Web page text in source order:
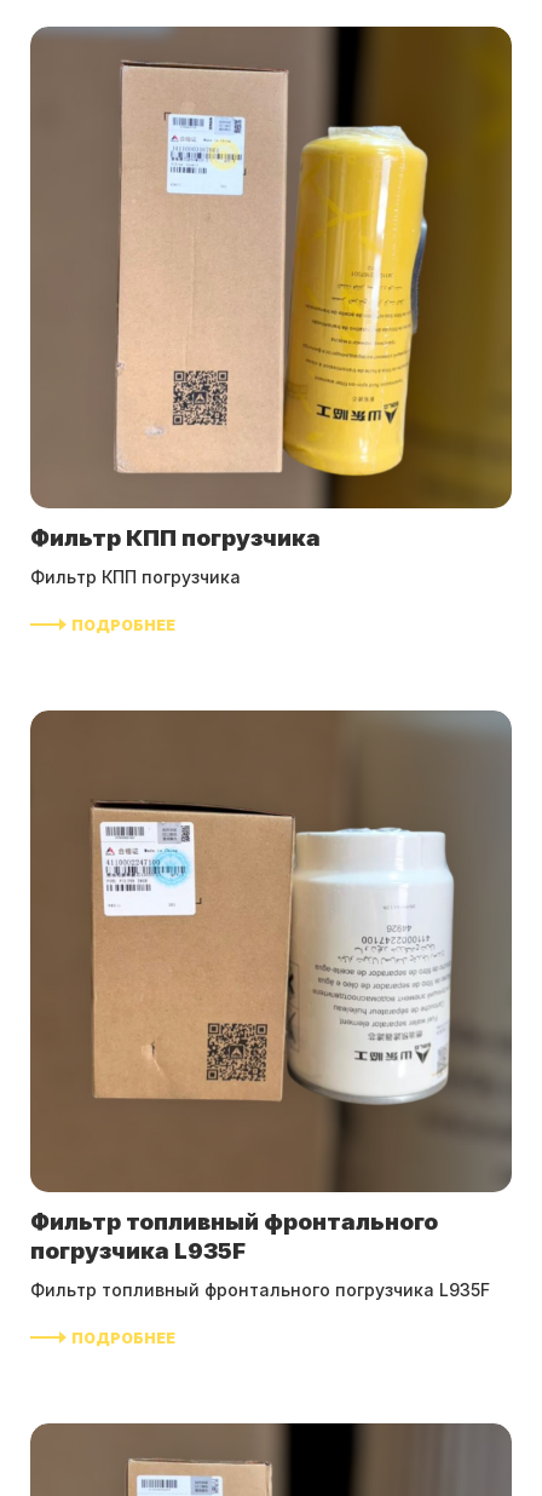
Фильтр КПП погрузчика
Фильтр КПП погрузчика
ПОДРОБНЕЕ
Фильтр топливный фронтального
погрузчика L935F
Фильтр топливный фронтального погрузчика L935F
ПОДРОБНЕЕ